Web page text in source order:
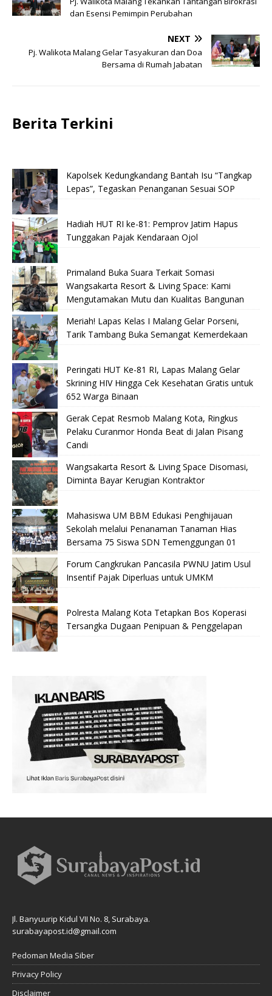
dan Esensi Pemimpin Perubahan
NEXT
Pj. Walikota Malang Gelar Tasyakuran dan Doa
Bersama di Rumah Jabatan
Berita Terkini
Kapolsek Kedungkandang Bantah Isu “Tangkap
Lepas”, Tegaskan Penanganan Sesuai SOP
Hadiah HUT RI ke-81: Pemprov Jatim Hapus
Tunggakan Pajak Kendaraan Ojol
Primaland Buka Suara Terkait Somasi
Wangsakarta Resort & Living Space: Kami
Mengutamakan Mutu dan Kualitas Bangunan
Meriah! Lapas Kelas I Malang Gelar Porseni,
Tarik Tambang Buka Semangat Kemerdekaan
Peringati HUT Ke-81 RI, Lapas Malang Gelar
Skrining HIV Hingga Cek Kesehatan Gratis untuk
652 Warga Binaan
Gerak Cepat Resmob Malang Kota, Ringkus
Pelaku Curanmor Honda Beat di Jalan Pisang
Candi
Wangsakarta Resort & Living Space Disomasi,
Diminta Bayar Kerugian Kontraktor
Mahasiswa UM BBM Edukasi Penghijauan
Sekolah melalui Penanaman Tanaman Hias
Bersama 75 Siswa SDN Temenggungan 01
Forum Cangkrukan Pancasila PWNU Jatim Usul
Insentif Pajak Diperluas untuk UMKM
Polresta Malang Kota Tetapkan Bos Koperasi
Tersangka Dugaan Penipuan & Penggelapan
Jl. Banyuurip Kidul VII No. 8, Surabaya.
surabayapost.id@gmail.com
Pedoman Media Siber
Privacy Policy
Disclaimer